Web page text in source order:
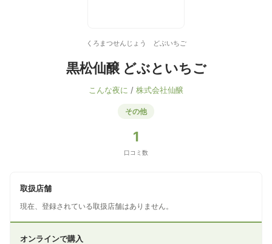
くろまつせんじょう どぶいちご
黒松仙醸 どぶといちご
こんな夜に / 株式会社仙醸
その他
1
口コミ数
取扱店舗
現在、登録されている取扱店舗はありません。
オンラインで購入